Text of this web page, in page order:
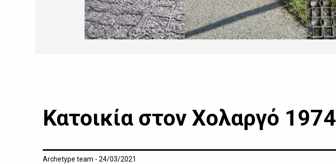
Κατοικία στον Χολαργό 1974
Archetype team - 24/03/2021